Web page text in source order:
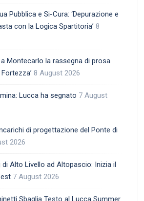
Pubblica e Si-Cura: ‘Depurazione e
con la Logica Spartitoria’ 8
Montecarlo la rassegna di prosa
8 August 2026
Lucca ha segnato 7 August
di progettazione del Ponte di
2026
di Alto Livello ad Altopascio: Inizia il
7 August 2026
Sbaglia Testo al Lucca Summer